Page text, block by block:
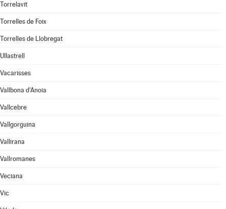
Torrelavit
Torrelles de Foix
Torrelles de Llobregat
Ullastrell
Vacarisses
Vallbona d'Anoia
Vallcebre
Vallgorguina
Vallirana
Vallromanes
Veciana
Vic